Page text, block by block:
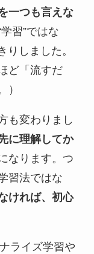
一つも言えな
習”ではな
りしました。
ど「流すだ
）
も変わりまし
先に理解してか
なります。つ
習法ではな
ければ、初心
ライズ学習や